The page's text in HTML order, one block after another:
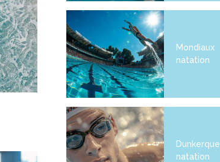
Mondiaux
natation
Dunkerque
natation